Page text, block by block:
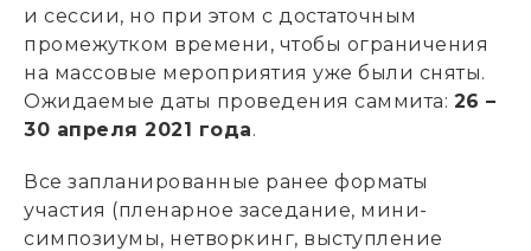
и сессии, но при этом с достаточным
промежутком времени, чтобы ограничения
на массовые мероприятия уже были сняты.
Ожидаемые даты проведения саммита: 26 –
30 апреля 2021 года.
Все запланированные ранее форматы
участия (пленарное заседание, мини-
симпозиумы, нетворкинг, выступление